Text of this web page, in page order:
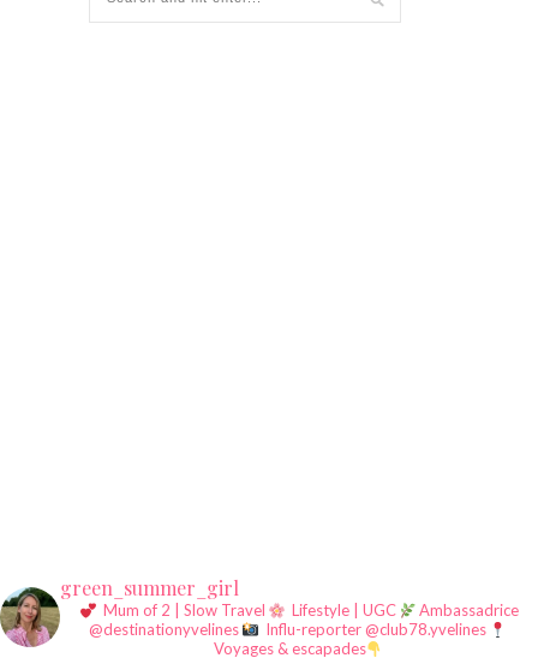
green_summer_girl
Mum of 2 | Slow Travel Lifestyle | UGC
Ambassadrice
@destinationyvelines
Influ-reporter @club78.yvelines
Voyages & escapades